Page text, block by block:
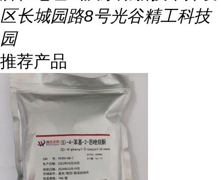
区长城园路8号光谷精工科技
园
推荐产品